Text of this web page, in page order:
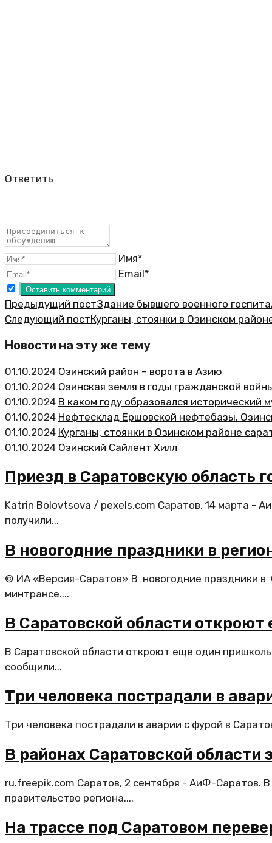
Ответить
Имя*
Email*
Предыдущий постЗдание бывшего военного
Следующий постКурганы, стоянки в Озинском
Новости на эту же тему
01.10.2024 Озинский район – ворота в Азию
01.10.2024 Озинская земля в годы гражданской
01.10.2024 В каком году образовался исторический
01.10.2024 Нефтесклад Ершовской нефтебазы.
01.10.2024 Курганы, стоянки в Озинском районе
01.10.2024 Озинский Сайлент Хилл
Приезд в Саратовскую область
Katrin Bolovtsova / pexels.com Саратов, 14 марта -
получили...
В новогодние праздники в
© ИА «Версия-Саратов» В новогодние праздники в
минтрансе....
В Саратовской области
В Саратовской области откроют еще один
сообщили...
Три человека пострадали в
Три человека пострадали в аварии с фурой в
В районах Саратовской
ru.freepik.com Саратов, 2 сентября - АиФ-Саратов.
правительство региона....
На трассе под Саратовом